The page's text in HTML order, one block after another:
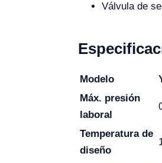
Válvula de
Modelo
Máx. presión
laboral
Temperatura de
diseño